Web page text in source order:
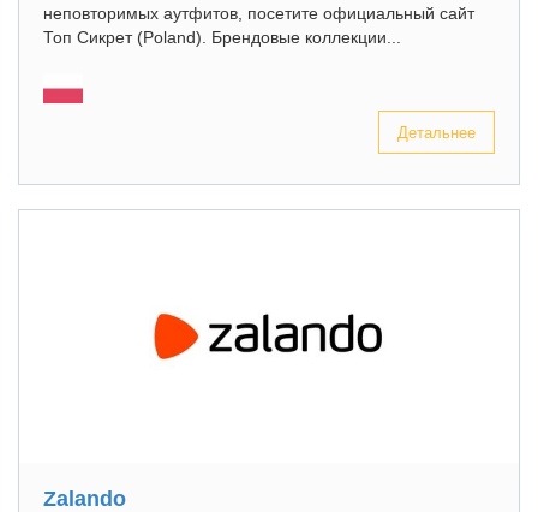
неповторимых аутфитов, посетите официальный сайт
Топ Сикрет (Poland). Брендовые коллекции...
Детальнее
Zalando